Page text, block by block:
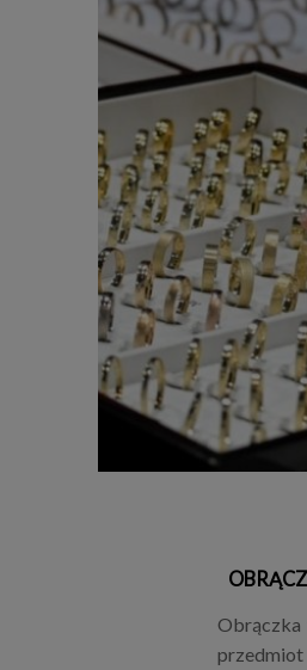
Obrączka
przedmiot